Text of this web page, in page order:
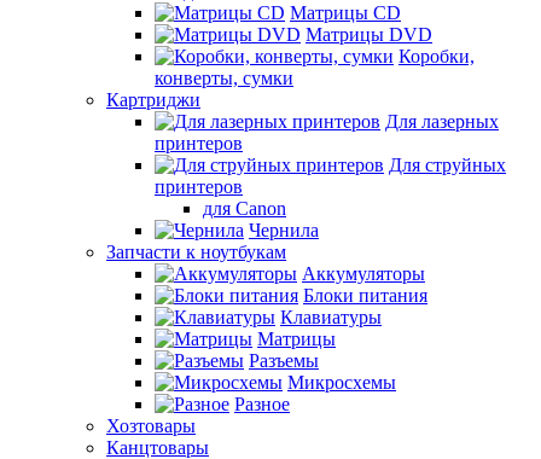
Матрицы CD
Матрицы DVD
Коробки,
конверты, сумки
Картриджи
Для лазерных
принтеров
Для струйных
принтеров
для Canon
Чернила
Запчасти к ноутбукам
Аккумуляторы
Блоки питания
Клавиатуры
Матрицы
Разъемы
Микросхемы
Разное
Хозтовары
Канцтовары